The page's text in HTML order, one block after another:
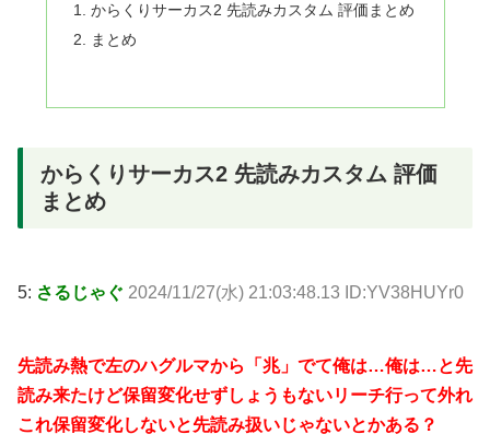
からくりサーカス2 先読みカスタム 評価まとめ
まとめ
からくりサーカス2 先読みカスタム 評価
まとめ
5: さるじゃぐ 2024/11/27(水) 21:03:48.13 ID:YV38HUYr0
先読み熱で左のハグルマから「兆」でて俺は…俺は…と先
読み来たけど保留変化せずしょうもないリーチ行って外れ
これ保留変化しないと先読み扱いじゃないとかある？